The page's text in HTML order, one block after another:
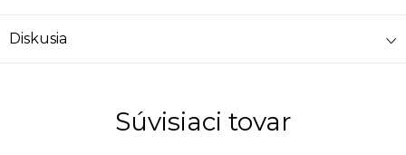
Diskusia
Súvisiaci tovar